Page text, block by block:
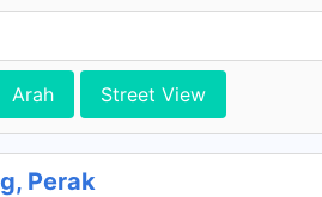
Arah Street View
Perak